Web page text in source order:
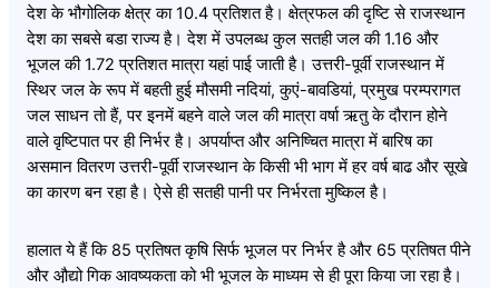
देश के भौगोलिक क्षेत्र का 10.4 प्रतिशत है। क्षेत्रफल की दृष्टि से राजस्थान
देश का सबसे बडा राज्य है। देश में उपलब्ध कुल सतही जल की 1.16 और
भूजल की 1.72 प्रतिशत मात्रा यहां पाई जाती है। उत्तरी-पूर्वी राजस्थान में
स्थिर जल के रूप में बहती हुई मौसमी नदियां, कुएं-बावडियां, प्रमुख परम्परागत
जल साधन तो हैं, पर इनमें बहने वाले जल की मात्रा वर्षा ऋतु के दौरान होने
वाले वृष्टिपात पर ही निर्भर है। अपर्याप्त और अनिष्चित मात्रा में बारिष का
असमान वितरण उत्तरी-पूर्वी राजस्थान के किसी भी भाग में हर वर्ष बाढ और सूखे
का कारण बन रहा है। ऐसे ही सतही पानी पर निर्भरता मुष्किल है।
हालात ये हैं कि 85 प्रतिषत कृषि सिर्फ भूजल पर निर्भर है और 65 प्रतिषत पीने
और औ़द्यो गिक आवष्यकता को भी भूजल के माध्यम से ही पूरा किया जा रहा है।